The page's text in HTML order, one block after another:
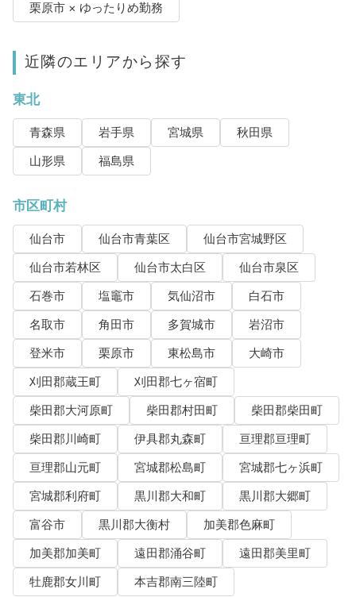
栗原市 × ゆったりめ勤務
近隣のエリアから探す
東北
青森県 岩手県 宮城県
秋田県
山形県
福島県
市区町村
仙台市 仙台市青葉区
仙台市宮城野区
仙台市若林区
仙台市太白区
仙台市泉区
石巻市
塩竈市 気仙沼市
白石市
名取市
角田市 多賀城市
岩沼市
登米市
栗原市 東松島市
大崎市
刈田郡蔵王町
刈田郡七ヶ宿町
柴田郡大河原町
柴田郡村田町
柴田郡柴田町
柴田郡川崎町
伊具郡丸森町
亘理郡亘理町
亘理郡山元町
宮城郡松島町
宮城郡七ヶ浜町
宮城郡利府町
黒川郡大和町
黒川郡大郷町
富谷市
黒川郡大衡村
加美郡色麻町
加美郡加美町
遠田郡涌谷町
遠田郡美里町
牡鹿郡女川町
本吉郡南三陸町